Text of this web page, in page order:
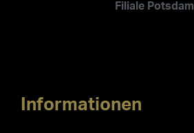
Filiale Potsdam
Informationen